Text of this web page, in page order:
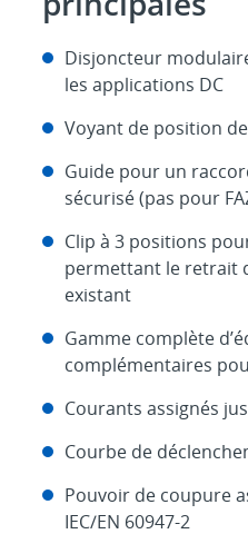
Disjoncteur
les applications DC
Voyant de position
Guide pour un
sécurisé (pas pour
Clip à 3 positions
permettant le retrait
existant
Gamme complète
complémentaires
Courants assignés
Courbe de
Pouvoir de coupure
IEC/EN 60947-2